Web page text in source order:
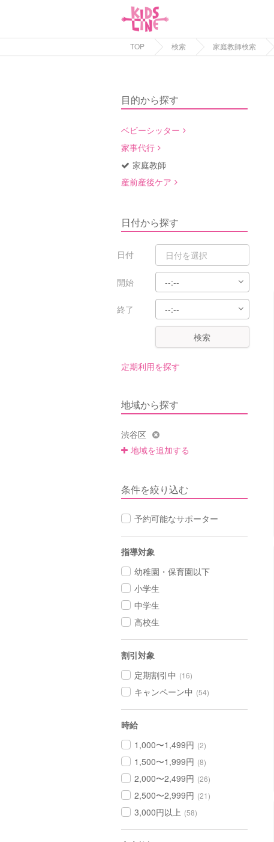
TOP 検索 家庭教師検索
目的から探す
ベビーシッター
家事代行
家庭教師
産前産後ケア
日付から探す
日付
開始
終了
検索
定期利用を探す
地域から探す
渋谷区
地域を追加する
条件を絞り込む
予約可能なサポーター
指導対象
幼稚園・保育園以下
小学生
中学生
高校生
割引対象
定期割引中 (16)
キャンペーン中 (54)
時給
1,000〜1,499円 (2)
1,500〜1,999円 (8)
2,000〜2,499円 (26)
2,500〜2,999円 (21)
3,000円以上 (58)